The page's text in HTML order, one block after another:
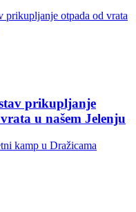
prikupljanje
u našem Jelenju